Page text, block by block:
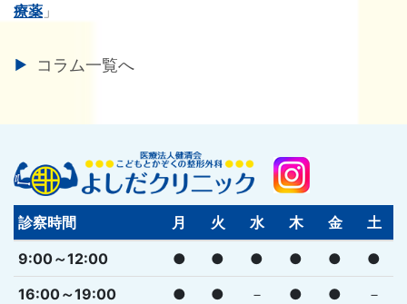
療薬 」
コラム一覧へ
診察時間 月 火 水 木 金
土
9:00～12:00
● ● ● ● ●
●
16:00～19:00
● ● － ● ● －